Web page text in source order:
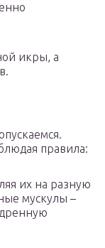
икры, а
правила:
их на разную
мускулы –